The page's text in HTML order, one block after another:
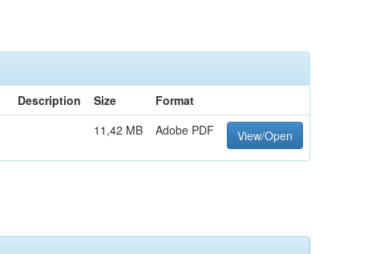
Description Size
Format
11,42 MB Adobe PDF View/Open